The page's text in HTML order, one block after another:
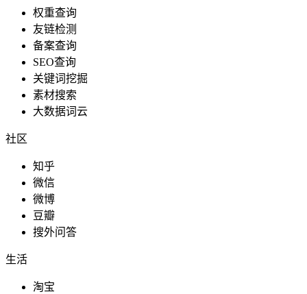
权重查询
友链检测
备案查询
SEO查询
关键词挖掘
素材搜索
大数据词云
社区
知乎
微信
微博
豆瓣
搜外问答
生活
淘宝